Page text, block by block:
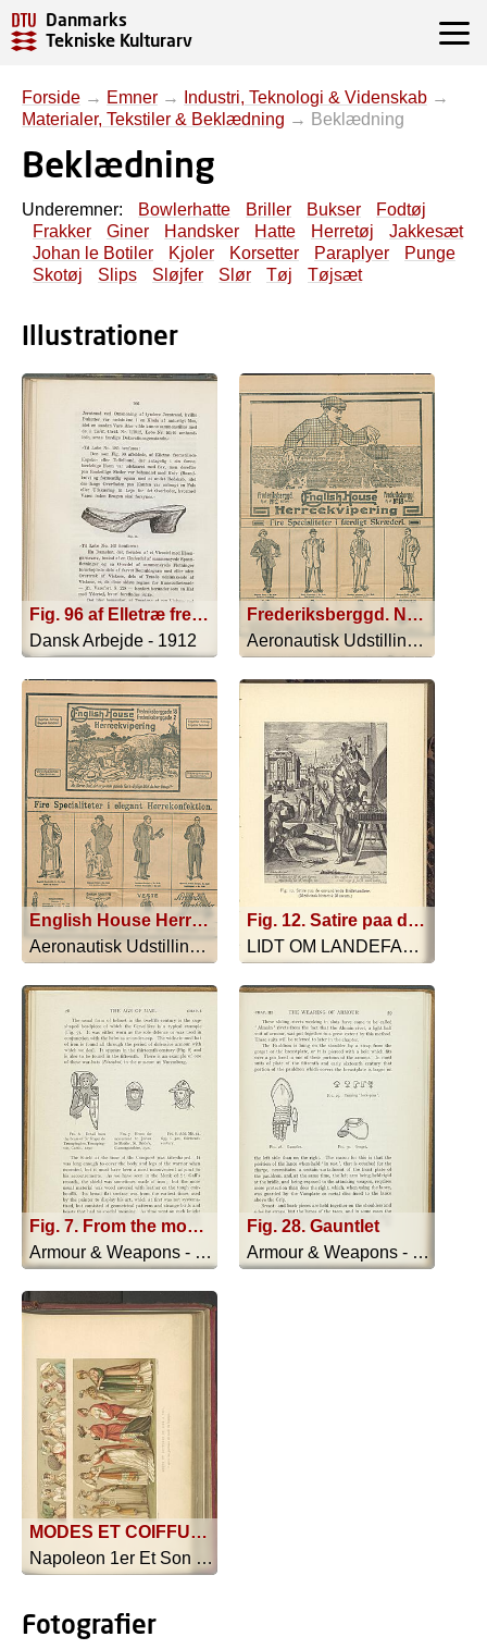
Danmarks
Tekniske Kulturarv
Forside → Emner → Industri, Teknologi & Videnskab →
Materialer, Tekstiler & Beklædning → Beklædning
Beklædning
Underemner: Bowlerhatte Briller Bukser
Fodtøj
Frakker
Giner Handsker Hatte Herretøj
Jakkesæt
Johan le Botiler
Kjoler Korsetter Paraplyer
Punge
Skotøj
Slips Sløjfer Slør Tøj Tøjsæt
Illustrationer
Fig. 96 af Elletræ fremstillede Kapsko- eller Tøffelbund
Dansk Arbejde - 1912
Frederiksberggd. No2 Gl. Torv. English House Herreekvipering Frederiksborggd. No18 Nørrevold.; Fire Specialiteter i færdigt Skræderi. Københavns Repræsentant for Nordens største Herreskræderi
Aeronautisk Udstilling i Fregatten Jy... - 1910
English House Herreekvipering ; Fire Specialiteter i elegant Herrekonfektion. Repræsentant for de leveringsdygtigeste engelske Firmaer
Aeronautisk Udstilling i Fregatten Jy... - 1910
Fig. 12. Satire paa de omvandrende Brillehandlere. (Medicinsk-historisk Museum.)
LIDT OM LANDEFARERNES OG LÆGERNES REK... - 1914
Fig. 7. From the monument to Johan le Botiler, St. Bride's, Glamorganshire, 1300
Armour & Weapons - 1909
Fig. 28. Gauntlet
Armour & Weapons - 1909
MODES ET COIFFURES DE 1800 A 1810; D´aprés les journaux de mode de l´époque.
Napoleon 1er Et Son Temps - 1888
Fotografier